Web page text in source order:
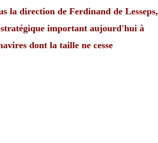
la direction de Ferdinand de Lesseps,
stratégique important aujourd'hui à
dont la taille ne cesse